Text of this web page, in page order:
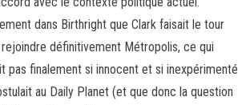
dans Birthright que Clark faisait le tour
définitivement Métropolis, ce qui
pas finalement si innocent et si inexpérimenté
au Daily Planet (et que donc la question